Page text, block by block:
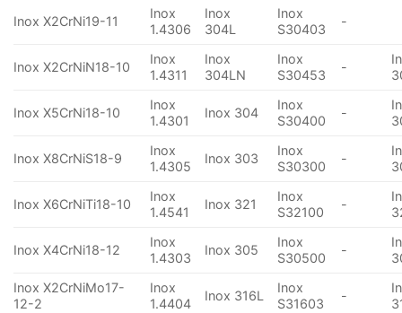
Inox X2CrNi19-11
Inox
1.4306
Inox
304L
Inox
S30403
-
Inox X2CrNiN18-10
Inox
1.4311
Inox
304LN
Inox
S30453
-
Inox X5CrNi18-10
Inox
1.4301
Inox 304
Inox
S30400
-
Inox X8CrNiS18-9
Inox
1.4305
Inox 303
Inox
S30300
-
Inox X6CrNiTi18-10
Inox
1.4541
Inox 321
Inox
S32100
-
Inox X4CrNi18-12
Inox
1.4303
Inox 305
Inox
S30500
-
Inox X2CrNiMo17-
12-2
Inox
1.4404
Inox 316L
Inox
S31603
-